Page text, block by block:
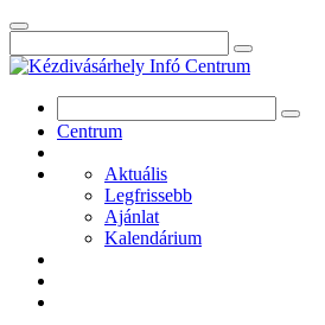
Centrum
Aktuális
Legfrissebb
Ajánlat
Kalendárium